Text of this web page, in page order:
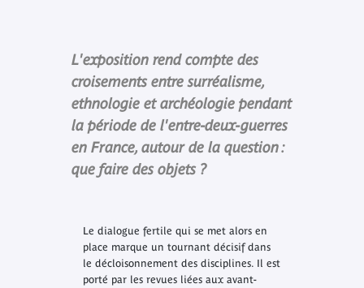
L'exposition rend compte des
croisements entre surréalisme,
ethnologie et archéologie pendant
la période de l'entre-deux-­guerres
en France, autour de la question :
que faire des objets ?
Le dialogue fertile qui se met alors en
place marque un tournant décisif dans
le décloisonnement des disciplines. Il est
porté par les revues liées aux avant-